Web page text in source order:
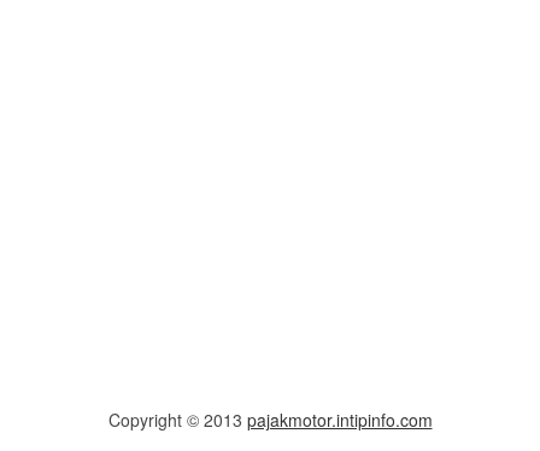
Copyright © 2013 pajakmotor.intipinfo.com